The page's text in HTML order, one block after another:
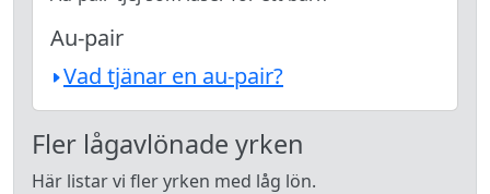
Au-pair
Vad tjänar en au-pair?
Fler lågavlönade yrken
Här listar vi fler yrken med låg lön.